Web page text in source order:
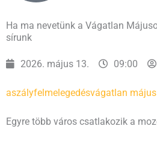
Ha ma nevetünk a Vágatlan
sírunk
2026. május 13. 09:00
aszályfelmelegedésvágatlan május
Egyre több város csatlakozik a